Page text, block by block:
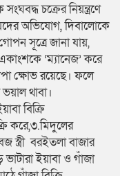
চক্রের নিয়ন্ত্রণে
অভিযোগ, দিবালোকে
সূত্রে জানা যায়,
‘ম্যানেজ’ করে
ক্ষোভ রয়েছে। ফলে
থাবা।
বিক্রি
করে,৩.মিদুলের
স্ত্রী বরইতলা বাজার
ইয়াবা ও গাঁজা